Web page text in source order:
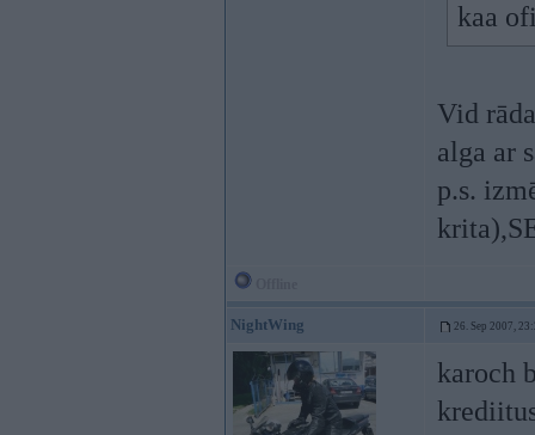
kaa
Vid
alga ar
p.s.
NightWing 26. Sep 2007,
karoch